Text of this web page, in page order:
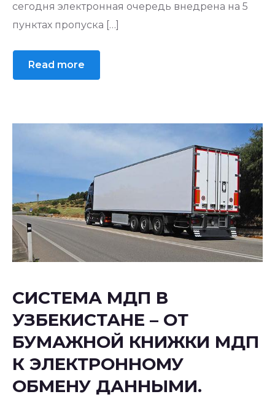
сегодня электронная очередь внедрена на 5
пунктах пропуска […]
Read more
СИСТЕМА МДП В
УЗБЕКИСТАНЕ – ОТ
БУМАЖНОЙ КНИЖКИ МДП
К ЭЛЕКТРОННОМУ
ОБМЕНУ ДАННЫМИ.